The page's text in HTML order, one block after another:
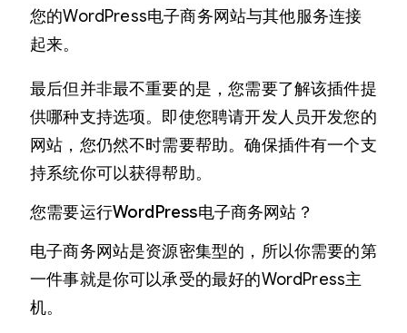
您的WordPress电子商务网站与其他服务连接
起来。
最后但并非最不重要的是，您需要了解该插件提
供哪种支持选项。即使您聘请开发人员开发您的
网站，您仍然不时需要帮助。确保插件有一个支
持系统你可以获得帮助。
您需要运行WordPress电子商务网站？
电子商务网站是资源密集型的，所以你需要的第
一件事就是你可以承受的最好的WordPress主
机。